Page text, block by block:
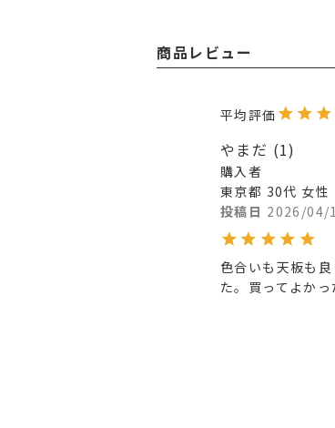
商品レビュー
やまだ 1
購入者
東京都 30代 女性
投稿日 2026/04/
色合いも天板も
た。買ってよかっ